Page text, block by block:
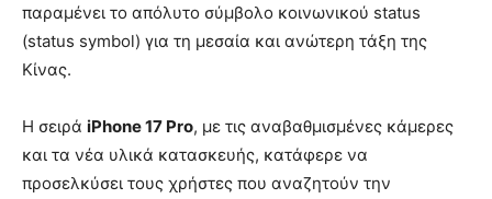
παραμένει το απόλυτο σύμβολο κοινωνικού status
(status symbol) για τη μεσαία και ανώτερη τάξη της
Κίνας.
Η σειρά iPhone 17 Pro, με τις αναβαθμισμένες κάμερες
και τα νέα υλικά κατασκευής, κατάφερε να
προσελκύσει τους χρήστες που αναζητούν την